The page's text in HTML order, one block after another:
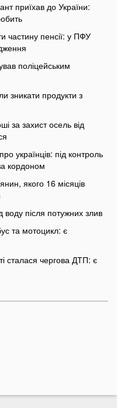
приїхав до України:
частину пенсії: у ПФУ
поліцейським
зникати продукти з
за захист осель від
українців: під контроль
кордоном
якого 16 місяців
воду після потужних злив
та мотоцикл: є
сталася чергова ДТП: є
за знаком Зодіаку